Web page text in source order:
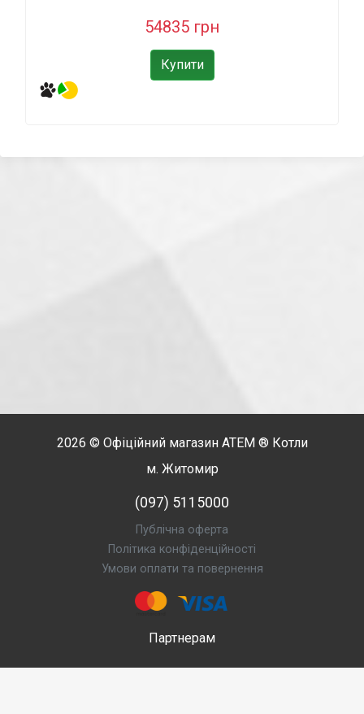
54835 грн
Купити
2026 © Офіційний магазин АТЕМ ® Котли
м. Житомир
(097) 5115000
Публічна оферта
Політика конфіденційності
Умови оплати та повернення
Партнерам